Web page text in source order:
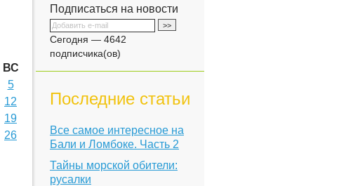
ВС
5
12
19
26
Подписаться на новости
Сегодня — 4642
подписчика(ов)
Последние статьи
Все самое интересное на
Бали и Ломбоке. Часть 2
Тайны морской обители:
русалки